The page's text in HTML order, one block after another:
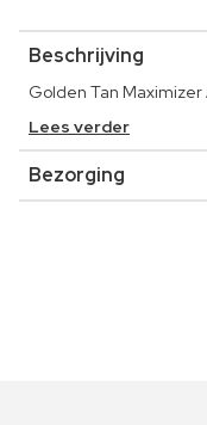
Beschrijving
Golden Tan
Lees verder
Bezorging